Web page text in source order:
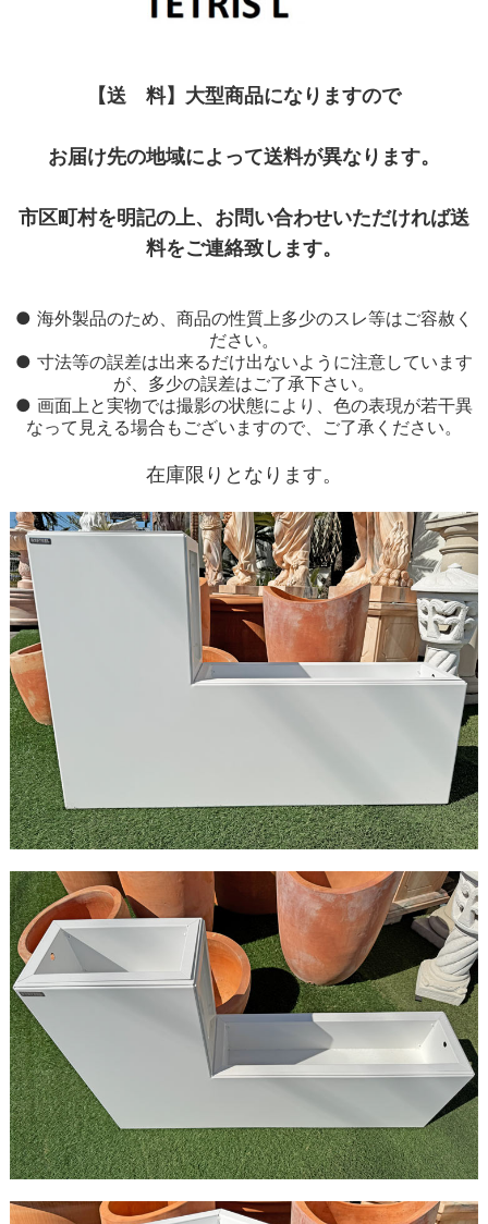
【送 料】大型商品になりますので
お届け先の地域によって送料が異なります。
市区町村を明記の上、お問い合わせいただければ送
料をご連絡致します。
● 海外製品のため、商品の性質上多少のスレ等はご容赦く
ださい。
● 寸法等の誤差は出来るだけ出ないように注意しています
が、多少の誤差はご了承下さい。
● 画面上と実物では撮影の状態により、色の表現が若干異
なって見える場合もございますので、ご了承ください。
在庫限りとなります。